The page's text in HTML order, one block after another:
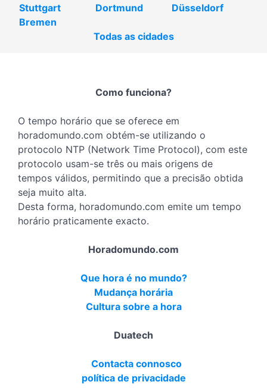
Stuttgart
Dortmund
Düsseldorf
Bremen
Todas as cidades
Como funciona?
O tempo horário que se oferece em
horadomundo.com obtém-se utilizando o
protocolo NTP (Network Time Protocol), com este
protocolo usam-se três ou mais origens de
tempos válidos, permitindo que a precisão obtida
seja muito alta.
Desta forma, horadomundo.com emite um tempo
horário praticamente exacto.
Horadomundo.com
Que hora é no mundo?
Mudança horária
Cultura sobre a hora
Duatech
Contacta connosco
política de privacidade